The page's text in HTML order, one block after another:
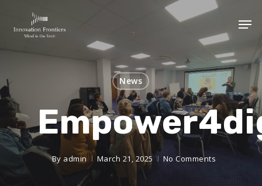
News
By admin March 21, 2025 No Comments